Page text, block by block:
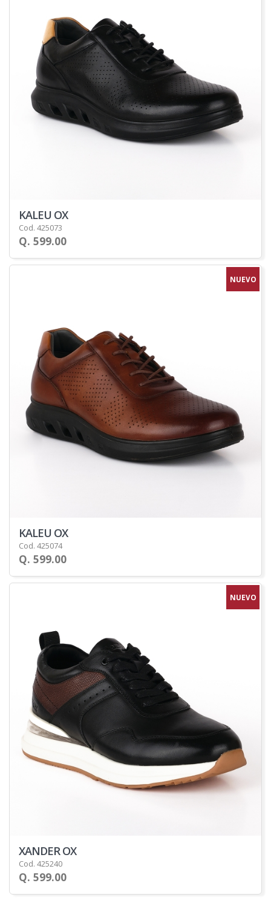
KALEU OX
Cod. 425073
Q. 599.00
NUEVO
KALEU OX
Cod. 425074
Q. 599.00
NUEVO
XANDER OX
Cod. 425240
Q. 599.00